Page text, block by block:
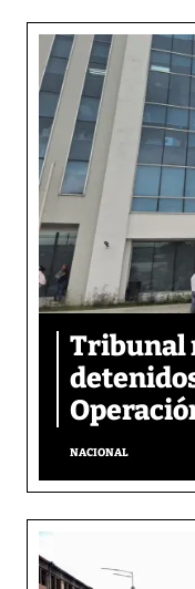
Tribunal
NACIONAL